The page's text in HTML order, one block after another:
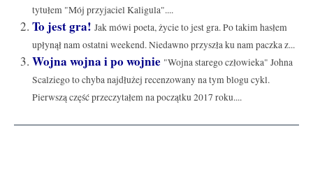
tytułem "Mój przyjaciel Kaligula"....
To jest gra! Jak mówi poeta, życie to jest gra. Po takim hasłem
upłynął nam ostatni weekend. Niedawno przyszła ku nam paczka z...
Wojna wojna i po wojnie "Wojna starego człowieka" Johna
Scalziego to chyba najdłużej recenzowany na tym blogu cykl.
Pierwszą część przeczytałem na początku 2017 roku....